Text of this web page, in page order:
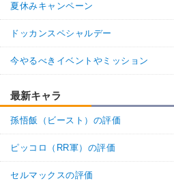
祭ブロリー
9.0 / 10点
・ 気力+2
戦闘民族サイ
ベジータ王
【一致するカテ
夏休みキャンペーン
ドッカンスペシャルデー
今やるべきイベントやミッション
最新キャラ
孫悟飯（ビースト）の評価
ピッコロ（RR軍）の評価
セルマックスの評価